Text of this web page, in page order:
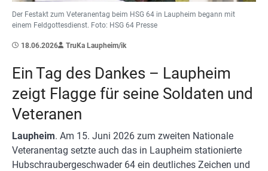
Der Festakt zum Veteranentag beim HSG 64 in Laupheim begann mit
einem Feldgottesdienst. Foto: HSG 64 Presse
18.06.2026 TruKa Laupheim/ik
Ein Tag des Dankes – Laupheim
zeigt Flagge für seine Soldaten und
Veteranen
Laupheim. Am 15. Juni 2026 zum zweiten Nationale
Veteranentag setzte auch das in Laupheim stationierte
Hubschraubergeschwader 64 ein deutliches Zeichen und